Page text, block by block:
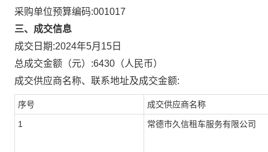
采购单位预算编码:001017
三、成交信息
成交日期:2024年5月15日
总成交金额（元）:6430 （人民币）
成交供应商名称、联系地址及成交金额:
序号 成交供应商名称
1 常德市久信租车服务有限公司